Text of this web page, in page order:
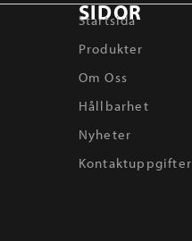
SIDOR
Startsida
Produkter
Om Oss
Hållbarhet
Nyheter
Kontaktuppgifter